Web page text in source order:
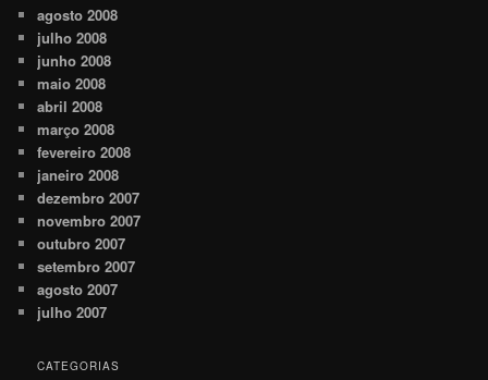
agosto 2008
julho 2008
junho 2008
maio 2008
abril 2008
março 2008
fevereiro 2008
janeiro 2008
dezembro 2007
novembro 2007
outubro 2007
setembro 2007
agosto 2007
julho 2007
CATEGORIAS